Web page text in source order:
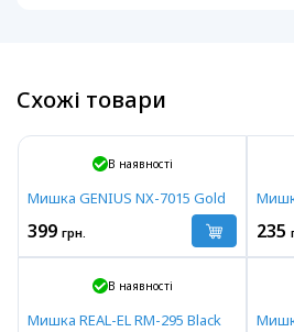
Схожі товари
В наявності
Мишка GENIUS NX-7015 Gold
399 грн. 235
В наявності
Мишка REAL-EL RM-295 Black